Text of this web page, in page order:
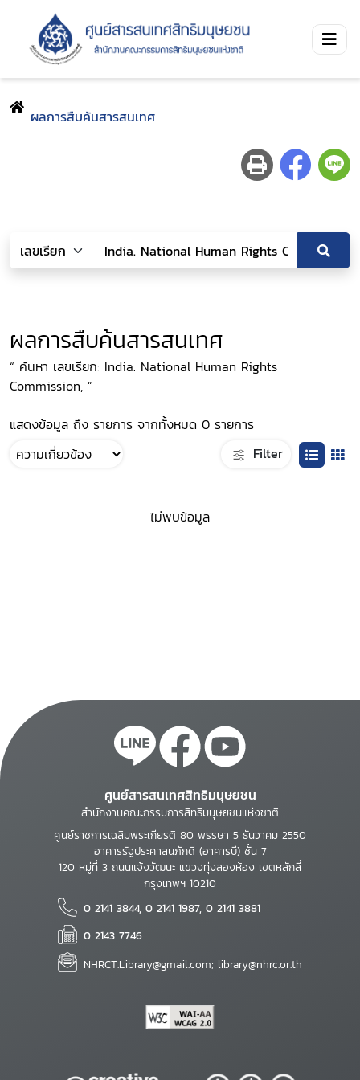
ผลการสืบค้นสารสนเทศ
ผลการสืบค้นสารสนเทศ
“ ค้นหา เลขเรียก: India. National Human Rights
Commission, ”
แสดงข้อมูล ถึง รายการ จากทั้งหมด 0 รายการ
Filter
ไม่พบข้อมูล
ศูนย์สารสนเทศสิทธิมนุษยชน
สำนักงานคณะกรรมการสิทธิมนุษยชนแห่งชาติ
ศูนย์ราชการเฉลิมพระเกียรติ 80 พรรษา 5 ธันวาคม 2550
อาคารรัฐประศาสนภักดี (อาคารบี) ชั้น 7
120 หมู่ที่ 3 ถนนแจ้งวัฒนะ แขวงทุ่งสองห้อง เขตหลักสี่
กรุงเทพฯ 10210
0 2141 3844, 0 2141 1987, 0 2141 3881
0 2143 7746
NHRCT.Library@gmail.com; library@nhrc.or.th